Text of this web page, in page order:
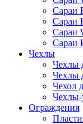
Сараи
Сараи
Сараи
Сараи
Чехлы
Чехлы
Чехлы
Чехол
Чехлы-
Ограждения